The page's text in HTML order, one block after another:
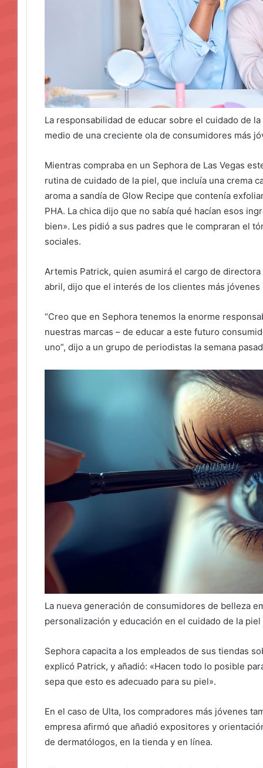
La responsabilidad de educar sobre el cuidado de
medio de una creciente ola de consumidores más
Mientras compraba en un Sephora de Las Vegas
rutina de cuidado de la piel, que incluía una crema
aroma a sandía de Glow Recipe que contenía
PHA. La chica dijo que no sabía qué hacían esos
bien». Les pidió a sus padres que le compraran el
sociales.
Artemis Patrick, quien asumirá el cargo de
abril, dijo que el interés de los clientes más
“Creo que en Sephora tenemos la enorme
nuestras marcas – de educar a este futuro
uno”, dijo a un grupo de periodistas la semana
La nueva generación de consumidores de belleza
personalización y educación en el cuidado de la
Sephora capacita a los empleados de sus tiendas
explicó Patrick, y añadió: «Hacen todo lo posible
sepa que esto es adecuado para su piel».
En el caso de Ulta, los compradores más jóvenes
empresa afirmó que añadió expositores y
de dermatólogos, en la tienda y en línea.